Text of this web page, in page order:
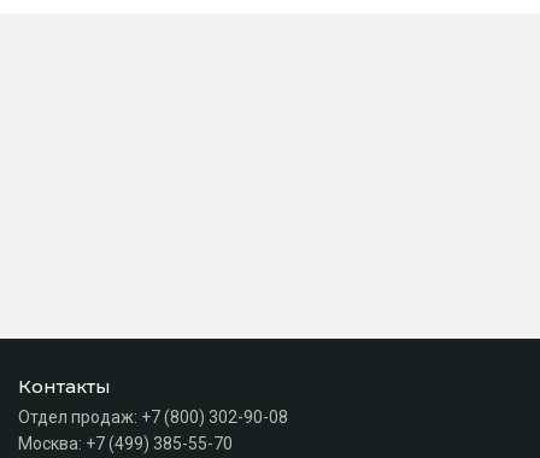
Контакты
Отдел продаж: +7 (800) 302-90-08
Москва: +7 (499) 385-55-70